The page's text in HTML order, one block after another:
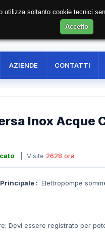
AZIENDE CONTATTI
Inox Acque
| Visite 2628 ora
: Elettropompe
Devi essere registrato per
soltanto cookie tecnici
Accetto